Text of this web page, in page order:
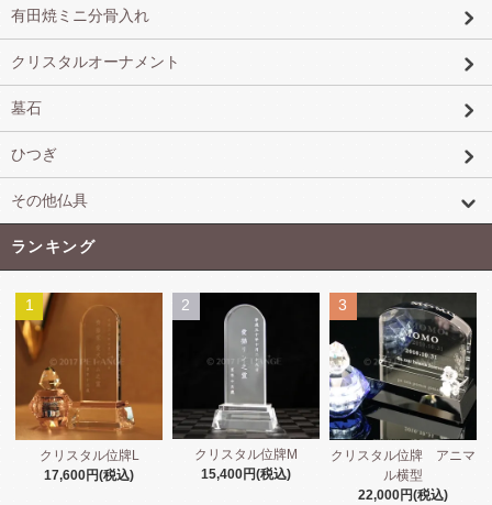
有田焼ミニ分骨入れ
クリスタルオーナメント
墓石
ひつぎ
その他仏具
ランキング
1
クリスタル位牌L
17,600円(税込)
2
クリスタル位牌M
15,400円(税込)
3
クリスタル位牌 アニマ
ル横型
22,000円(税込)